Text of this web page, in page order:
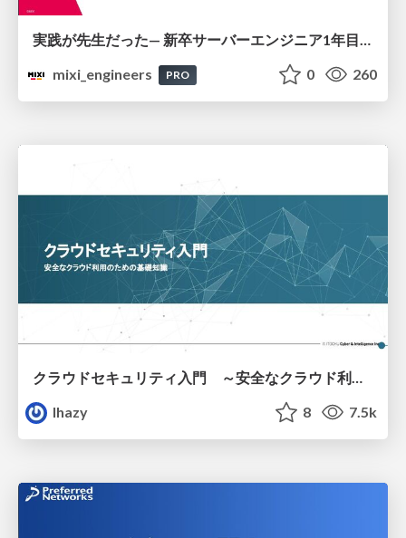
実践が先生だった— 新卒サーバーエンジニア1年目のリアル
mixi_engineers
PRO 0 260
lhazy
8 7.5k